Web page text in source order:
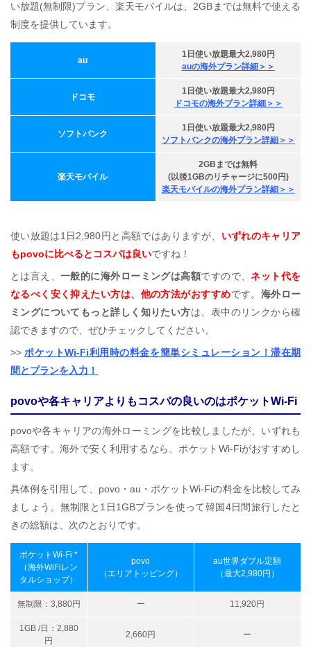
い放題(無制限)プラン、楽天モバイルは、2GBまでは無料で使える
制度を提供しています。
au
1日使い放題最大2,980円
auの海外プラン詳細＞＞
ドコモ
1日使い放題最大2,980円
ドコモの海外プラン詳細＞＞
ソフトバンク
1日使い放題最大2,980円
ソフトバンクの海外プラン詳細＞＞
楽天モバイル
2GBまでは無料
(以後1GBのリチャージに500円)
楽天モバイルの海外プラン詳細＞＞
使い放題は1日2,980円と高額ではありますが、 いずれのキャリア
もpovoに比べるとコスパは良いですね！
とは言え、一般的に海外ローミングは高額ですので、ネット代を
なるべく安く抑えたい方は、他の方法がおすすめです。 海外ロー
ミングについてもっと詳しく知りたい方は、表中のリンクから確
認できますので、ぜひチェックしてください。
>>ポケットWi-Fi利用時の料金を簡単シミュレーション！滞在期
間とプランを入力！
povoや各キャリアよりもコスパの良いのはポケットWi-Fi
povoや各キャリアの海外ローミングを比較しましたが、いずれも
高額です。海外で安く利用するなら、ポケットWi-Fiがおすすめし
ます。
具体例を引用して、povo・au・ポケットWi-Fiの料金を比較してみ
ましょう。無制限と1日1GBプランを使って韓国4日間旅行したと
きの総額は、次のとおりです。
ポケットWi-Fi *
（海外WiFiレン
タルショップ）
povo
（エリアトッピング）
au世界ダブル定額
（最大2,980円）
無制限：3,880円 ー 11,920円
1GB /日：2,880
円
2,660円 ー